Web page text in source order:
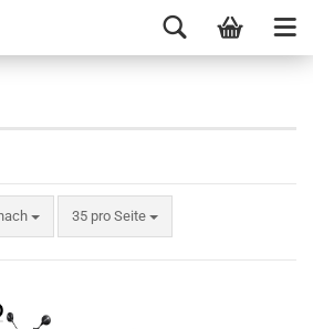
35 pro Seite